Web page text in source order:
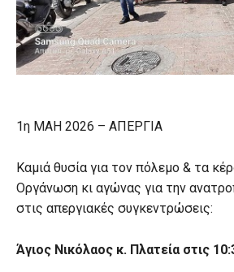
1η ΜΑΗ 2026 – ΑΠΕΡΓΙΑ
Καμιά θυσία για τον πόλεμο & τα
Οργάνωση κι αγώνας για την
στις απεργιακές συγκεντρώσεις:
Άγιος Νικόλαος κ. Πλατεία στις